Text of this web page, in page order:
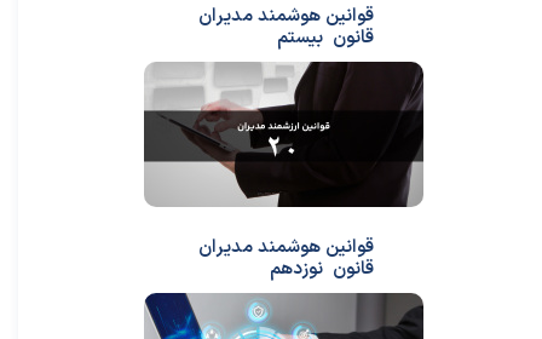
قوانین هوشمند مدیران
قانون بیستم
قوانین هوشمند مدیران
قانون نوزدهم